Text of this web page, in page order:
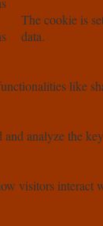
The cookie is
data.
like
and analyze the
visitors